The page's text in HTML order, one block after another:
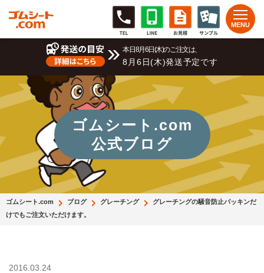
本日8月6日(木)のご注文は、
8月6日(木)発送予定です
ゴムシート.com
公式ブログ
ゴムシート.com ブログ グレーチング
グレーチングの騒音防止パッキンだ
けでもご注文いただけます。
2016.03.24